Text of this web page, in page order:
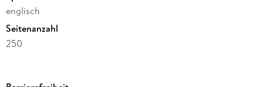
englisch
Seitenanzahl
250